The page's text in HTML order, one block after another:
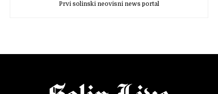
Prvi solinski neovisni news portal